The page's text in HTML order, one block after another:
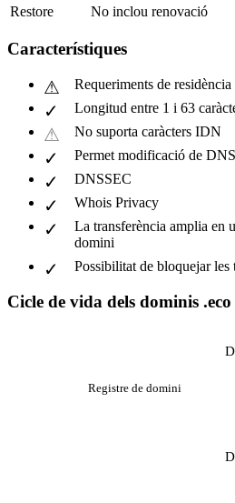
Restore
No inclou renovació
Característiques
Requeriments de residència
Longitud entre 1 i 63
No suporta caràcters IDN
Permet modificació de DNS
DNSSEC
Whois Privacy
La transferència amplia en
domini
Possibilitat de bloquejar les
Cicle de vida dels dominis .eco
Registre de domini